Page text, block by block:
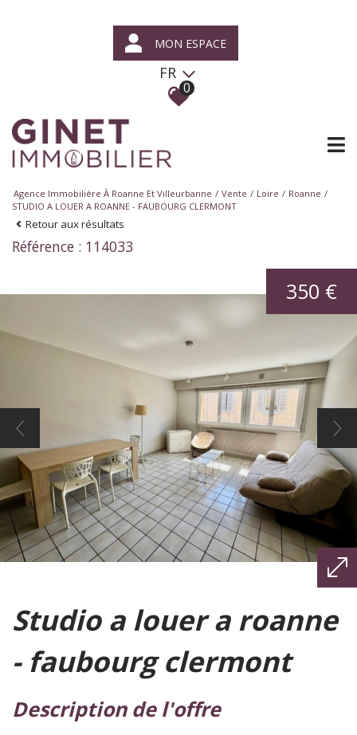
MON ESPACE
FR
0
Agence Immobilière À Roanne Et Villeurbanne Vente Loire
Roanne
STUDIO A LOUER A ROANNE - FAUBOURG CLERMONT
Retour aux résultats
Référence : 114033
350 €
studio a louer a roanne
- faubourg clermont
description de l'offre